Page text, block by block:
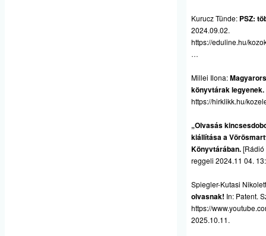
Kurucz Tünde: PSZ:
2024.09.02.
https://eduline.hu/
…
Millei Ilona:
könyvtárak legyenek.
https://hirklikk.hu/
„Olvasás
kiállítása a
Könyvtárában.[Rádió
reggeli 2024.11 04.
Spiegler-Kutasi
olvasnak! In: Patent.
https://
2025.10.11.